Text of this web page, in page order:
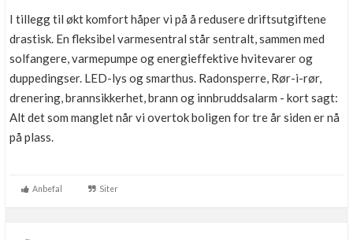
I tillegg til økt komfort håper vi på å redusere driftsutgiftene
drastisk. En fleksibel varmesentral står sentralt, sammen med
solfangere, varmepumpe og energieffektive hvitevarer og
duppedingser. LED-lys og smarthus. Radonsperre, Rør-i-rør,
drenering, brannsikkerhet, brann og innbruddsalarm - kort sagt:
Alt det som manglet når vi overtok boligen for tre år siden er nå
på plass.
Anbefal Siter